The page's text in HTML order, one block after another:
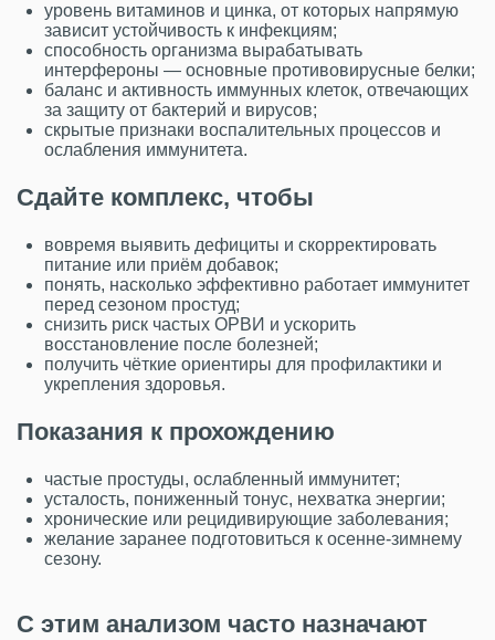
уровень витаминов и цинка, от которых напрямую
зависит устойчивость к инфекциям;
способность организма вырабатывать
интерфероны — основные противовирусные белки;
баланс и активность иммунных клеток, отвечающих
за защиту от бактерий и вирусов;
скрытые признаки воспалительных процессов и
ослабления иммунитета.
Сдайте комплекс, чтобы
вовремя выявить дефициты и скорректировать
питание или приём добавок;
понять, насколько эффективно работает иммунитет
перед сезоном простуд;
снизить риск частых ОРВИ и ускорить
восстановление после болезней;
получить чёткие ориентиры для профилактики и
укрепления здоровья.
Показания к прохождению
частые простуды, ослабленный иммунитет;
усталость, пониженный тонус, нехватка энергии;
хронические или рецидивирующие заболевания;
желание заранее подготовиться к осенне-зимнему
сезону.
С этим анализом часто назначают